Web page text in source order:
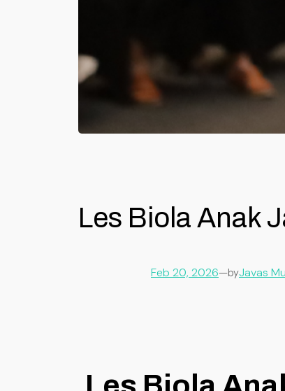
Les Biola Anak
Feb 20, 2026—byJavas